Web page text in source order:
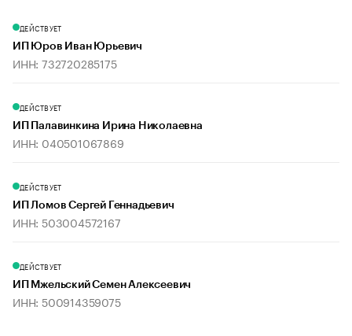
ДЕЙСТВУЕТ
ИП Юров Иван Юрьевич
ИНН: 732720285175
ДЕЙСТВУЕТ
ИП Палавинкина Ирина Николаевна
ИНН: 040501067869
ДЕЙСТВУЕТ
ИП Ломов Сергей Геннадьевич
ИНН: 503004572167
ДЕЙСТВУЕТ
ИП Мжельский Семен Алексеевич
ИНН: 500914359075